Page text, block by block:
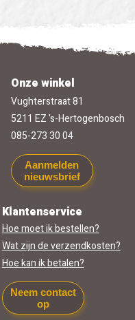
Onze winkel
Vughterstraat 81
5211 EZ 's-Hertogenbosch
085-273 30 04
Aanmelden
nieuwsbrief
Klantenservice
Hoe moet ik bestellen?
Wat zijn de verzendkosten?
Hoe kan ik betalen?
Neem contact
op